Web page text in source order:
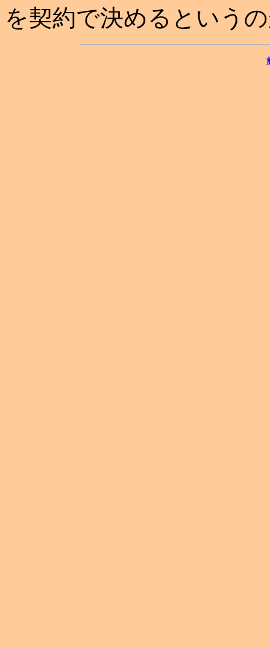
を契約で決めるという